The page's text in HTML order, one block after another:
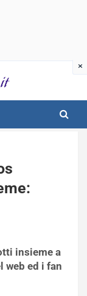
insieme a
web ed i fan